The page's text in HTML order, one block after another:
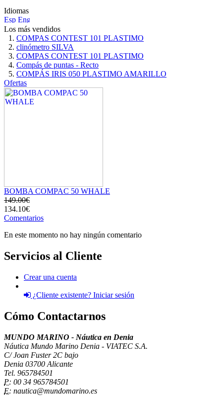
Idiomas
Los más vendidos
COMPAS CONTEST 101 PLASTIMO
clinómetro SILVA
COMPAS CONTEST 101 PLASTIMO
Compás de puntas - Recto
COMPÁS IRIS 050 PLASTIMO AMARILLO
Ofertas
BOMBA COMPAC 50 WHALE
149.00€
134.10€
Comentarios
En este momento no hay ningún comentario
Servicios al Cliente
Crear una cuenta
¿Cliente existente? Iniciar sesión
Cómo Contactarnos
MUNDO MARINO - Náutica en Denia
Náutica Mundo Marino Denia - VIATEC S.A.
C/ Joan Fuster 2C bajo
Denia 03700 Alicante
Tel. 965784501
P: 00 34 965784501
E: nautica@mundomarino.es